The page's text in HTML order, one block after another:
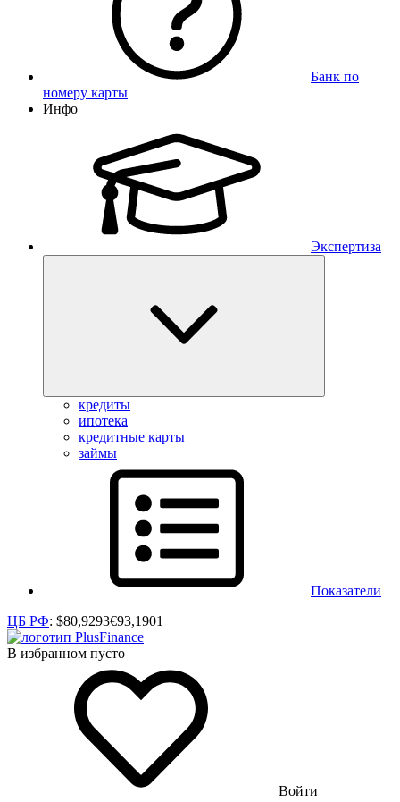
Банк по
номеру карты
Инфо
Экспертиза
кредиты
ипотека
кредитные карты
займы
Показатели
ЦБ РФ: $80,9293€93,1901
В избранном пусто
Войти